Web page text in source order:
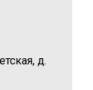
д.